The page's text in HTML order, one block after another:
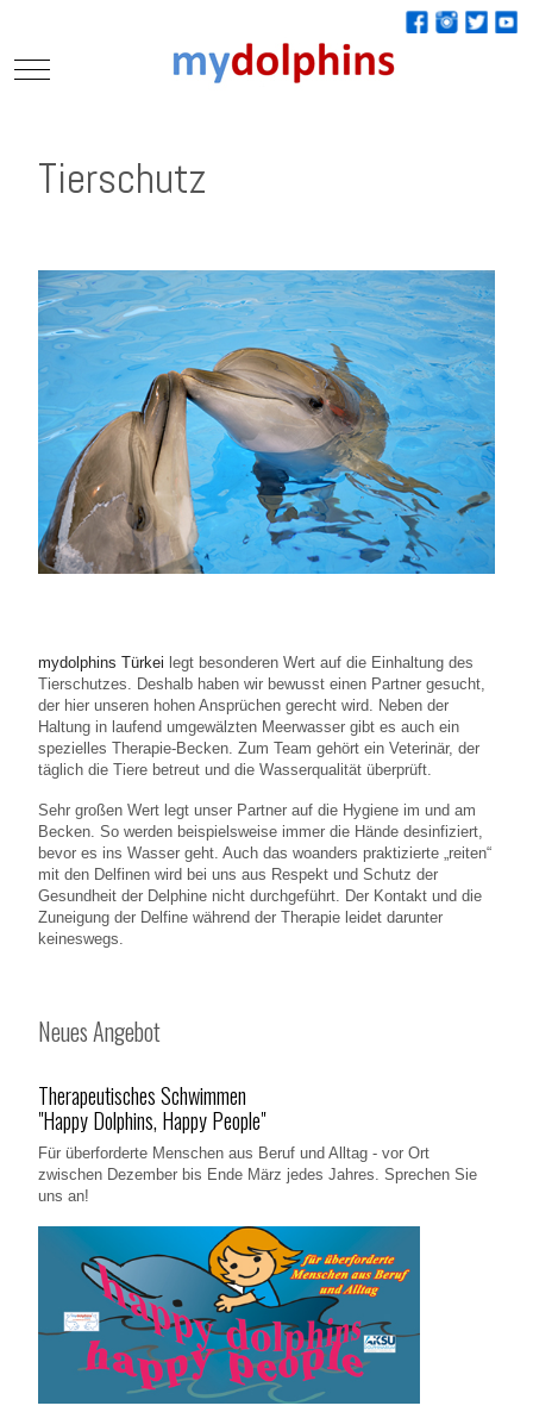
Mobile Menu Toggle
Tierschutz
mydolphins Türkei legt besonderen Wert auf die Einhaltung des
Tierschutzes. Deshalb haben wir bewusst einen Partner gesucht,
der hier unseren hohen Ansprüchen gerecht wird. Neben der
Haltung in laufend umgewälzten Meerwasser gibt es auch ein
spezielles Therapie-Becken. Zum Team gehört ein Veterinär, der
täglich die Tiere betreut und die Wasserqualität überprüft.
Sehr großen Wert legt unser Partner auf die Hygiene im und am
Becken. So werden beispielsweise immer die Hände desinfiziert,
bevor es ins Wasser geht. Auch das woanders praktizierte „reiten“
mit den Delfinen wird bei uns aus Respekt und Schutz der
Gesundheit der Delphine nicht durchgeführt. Der Kontakt und die
Zuneigung der Delfine während der Therapie leidet darunter
keineswegs.
Neues Angebot
Therapeutisches Schwimmen
"Happy Dolphins, Happy People"
Für überforderte Menschen aus Beruf und Alltag - vor Ort
zwischen Dezember bis Ende März jedes Jahres. Sprechen Sie
uns an!